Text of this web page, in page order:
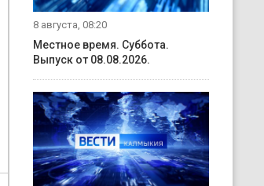
8 августа, 08:20
Местное время. Суббота.
Выпуск от 08.08.2026.